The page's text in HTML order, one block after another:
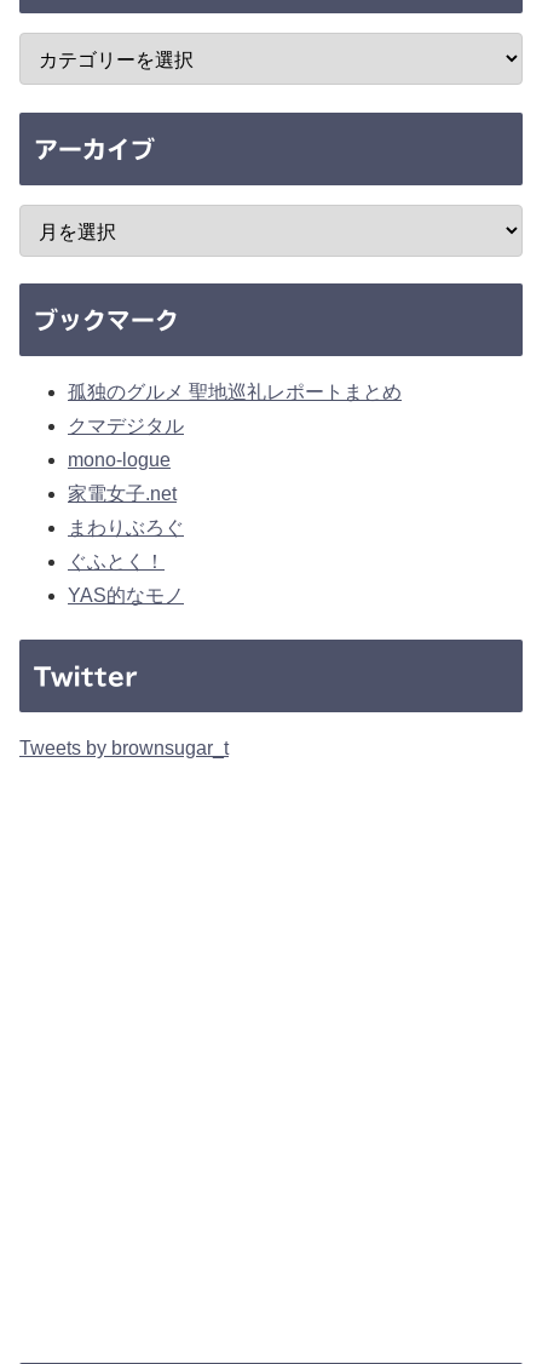
アーカイブ
ブックマーク
孤独のグルメ 聖地巡礼レポートまとめ
クマデジタル
mono-logue
家電女子.net
まわりぶろぐ
ぐふとく！
YAS的なモノ
Twitter
Tweets by brownsugar_t